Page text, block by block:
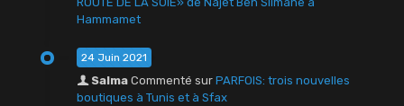
Hammamet
24 Juin 2021
Salma Commenté sur PARFOIS: trois nouvelles
boutiques à Tunis et à Sfax